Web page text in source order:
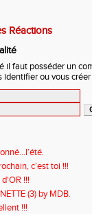
Réactions
il faut posséder un
identifier ou vous
c’est toi !!!
!!!
(3) by MDB.
!!!